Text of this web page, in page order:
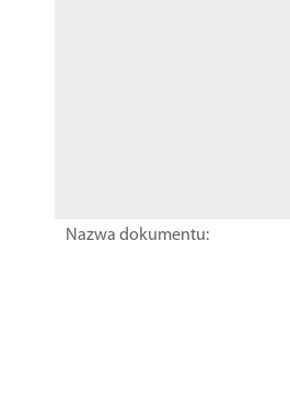
Nazwa dokumentu: